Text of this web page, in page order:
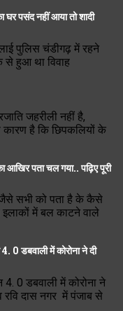
घर पसंद नहीं आया तो शादी
पुलिस चंडीगढ़ में रहने
से हुआ था विवाह
जहरीली नहीं है,
है कि छिपकलियों के
आखिर पता चल गया.. पढ़िए पूरी
सभी को पता है के कैसे
में बल काटने वाले
डबवाली में कोरोना ने दी
0 डबवाली में कोरोना ने
रवि दास नगर में पंजाब से